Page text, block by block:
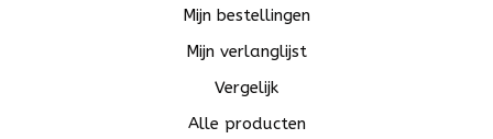
Mijn bestellingen
Mijn verlanglijst
Vergelijk
Alle producten